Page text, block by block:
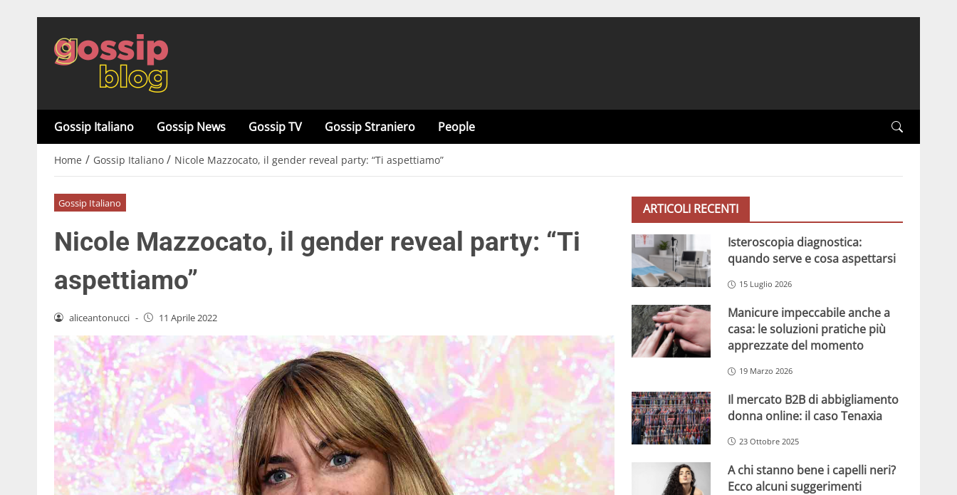
Gossip Italiano Gossip News Gossip TV Gossip Straniero People
Home / Gossip Italiano / Nicole Mazzocato, il gender reveal party: “Ti aspettiamo”
Gossip Italiano
Nicole Mazzocato, il gender reveal party: “Ti
aspettiamo”
aliceantonucci - 11 Aprile 2022
ARTICOLI RECENTI
Isteroscopia diagnostica:
quando serve e cosa aspettarsi
15 Luglio 2026
Manicure impeccabile anche a
casa: le soluzioni pratiche più
apprezzate del momento
19 Marzo 2026
Il mercato B2B di abbigliamento
donna online: il caso Tenaxia
23 Ottobre 2025
A chi stanno bene i capelli neri?
Ecco alcuni suggerimenti